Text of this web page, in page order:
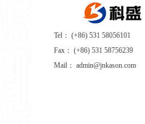
Tel： (+86) 531 58056101
Fax： (+86) 531 58756239
Mail： admin@jnkason.com